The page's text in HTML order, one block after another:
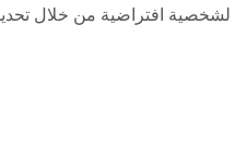
لشخصية افتراضية من خلال